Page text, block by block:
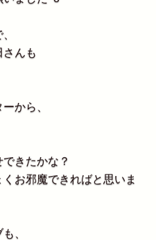
んも
から、
きたかな？
お邪魔できればと思いま
、